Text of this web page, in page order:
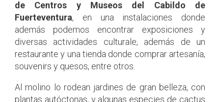
de Centros y Museos del Cabildo de
Fuerteventura, en una instalaciones donde
además podemos encontrar exposiciones y
diversas actividades culturale, además de un
restaurante y una tienda donde comprar artesanía,
souvenirs y quesos, entre otros.
Al molino lo rodean jardines de gran belleza, con
plantas autóctonas, y algunas especies de cactus